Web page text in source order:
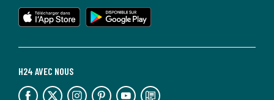
H24 AVEC NOUS
lien vers l'espace réseaux sociaux lien vers l'espace réseaux sociaux lien vers l'espace réseaux sociaux lien vers l'espace réseaux sociaux lien vers l'espace réseaux sociaux lien vers le blog la redoute
lien vers l'app store
lien vers google play